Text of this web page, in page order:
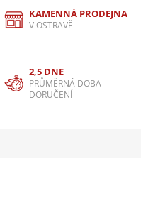
KAMENNÁ PRODEJNA
V OSTRAVĚ
2,5 DNE
PRŮMĚRNÁ DOBA
DORUČENÍ